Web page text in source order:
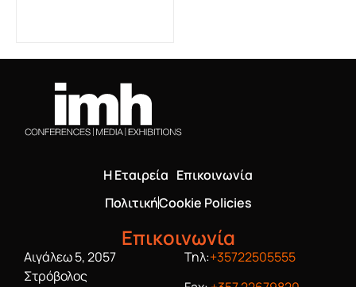
Η Εταιρεία Επικοινωνία
ΠολιτικήCookie Policies
Επικοινωνία
Αιγάλεω 5, 2057
Στρόβολος
Τηλ:+35722505555